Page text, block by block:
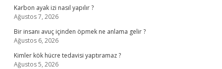
Karbon ayak izi nasıl yapılır ?
Ağustos 7, 2026
Bir insanı avuç içinden öpmek ne anlama gelir ?
Ağustos 6, 2026
Kimler kök hücre tedavisi yaptıramaz ?
Ağustos 5, 2026